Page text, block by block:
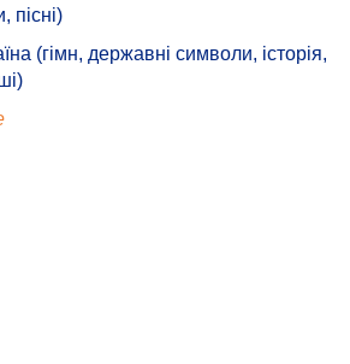
пісні)
(гімн, державні символи, історія,